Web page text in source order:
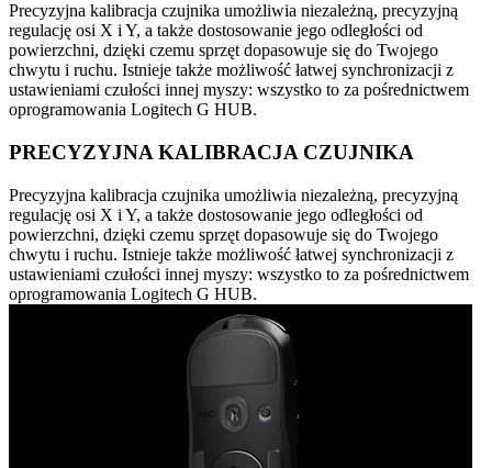
Precyzyjna kalibracja czujnika umożliwia niezależną, precyzyjną
regulację osi X i Y, a także dostosowanie jego odległości od
powierzchni, dzięki czemu sprzęt dopasowuje się do Twojego
chwytu i ruchu. Istnieje także możliwość łatwej synchronizacji z
ustawieniami czułości innej myszy: wszystko to za pośrednictwem
oprogramowania Logitech G HUB.
PRECYZYJNA KALIBRACJA CZUJNIKA
Precyzyjna kalibracja czujnika umożliwia niezależną, precyzyjną
regulację osi X i Y, a także dostosowanie jego odległości od
powierzchni, dzięki czemu sprzęt dopasowuje się do Twojego
chwytu i ruchu. Istnieje także możliwość łatwej synchronizacji z
ustawieniami czułości innej myszy: wszystko to za pośrednictwem
oprogramowania Logitech G HUB.